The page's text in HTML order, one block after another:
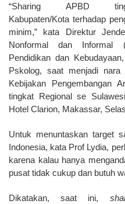
“Sharing APBD
Kabupaten/Kota terhadap
minim,” kata Direktur
Nonformal dan Informal
Pendidikan dan
Pskolog, saat menjadi
Kebijakan Pengembangan
tingkat Regional se
Hotel Clarion, Makassar,
Untuk menuntaskan target
Indonesia, kata Prof Lydia,
karena kalau hanya
pusat tidak cukup dan butuh
Dikatakan, saat ini,